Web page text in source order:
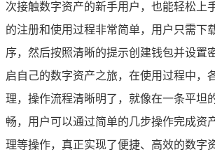
次接触数字资产的新手用户，也能轻松上
的注册和使用过程非常简单，用户只需下
序，然后按照清晰的提示创建钱包并设置
启自己的数字资产之旅，在使用过程中，
理，操作流程清晰明了，就像在一条平坦
畅，用户可以通过简单的几步操作完成资
理等操作，真正实现了便捷、高效的数字